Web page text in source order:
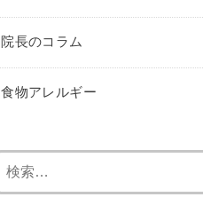
院長のコラム
食物アレルギー